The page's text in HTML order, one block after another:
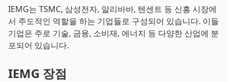
IEMG는 TSMC, 삼성전자, 알리바바, 텐센트 등 신흥 시장에
서 주도적인 역할을 하는 기업들로 구성되어 있습니다. 이들
기업은 주로 기술, 금융, 소비재, 에너지 등 다양한 산업에 분
포되어 있습니다.
IEMG 장점